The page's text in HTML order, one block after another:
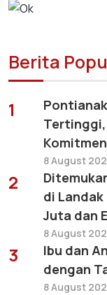
Berita
1
Tertinggi,
8 August
2
di Landak
Juta dan
8 August
3
Ibu dan
dengan
8 August